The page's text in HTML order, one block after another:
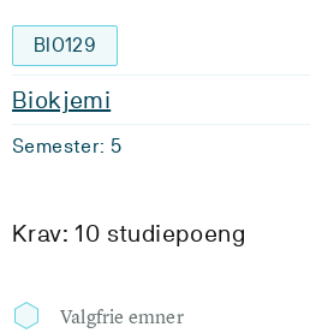
BIO129
Biokjemi
Semester: 5
Krav: 10 studiepoeng
Valgfrie emner